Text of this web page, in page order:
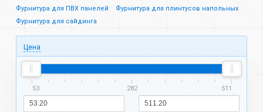
Фурнитура для ПВХ панелей
Фурнитура для плинтусов напольных
Фурнитура для сайдинга
Цена
53 282 511